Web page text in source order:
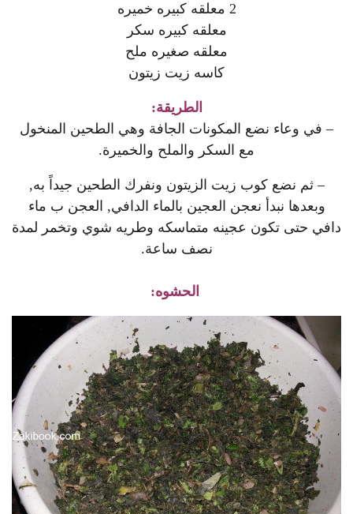
2 معلقه كبيره خميره
معلقه كبيره سكر
معلقه صغيره ملح
كاسه زيت زيتون
الطريقة:
– في وعاء نضع المكونات الجافة وهي الطحين المنخول
مع السكر والملح والخميرة.
– ثم نضع كوب زيت الزيتون ونفرك الطحين جيداً به,
وبعدها نبدأ نعجن العجين بالماء الدافي, العجن ب ماء
دافي حتى تكون عجينه متماسكه وطريه شوي وتخمر لمدة
نصف ساعة.
الحشوه: